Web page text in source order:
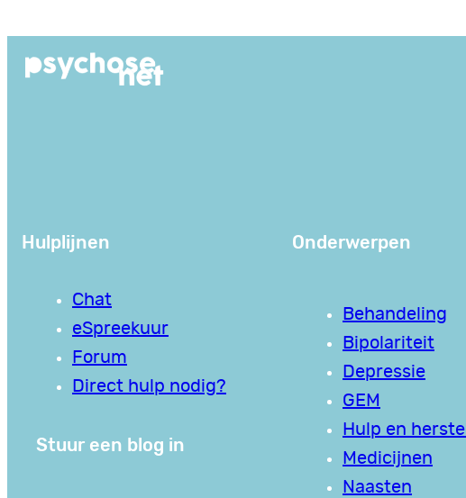
de
Hulplijnen
Chat
eSpreekuur
Forum
Direct hulp nodig?
Stuur een blog in
Onderwerpen
Behandeling
Bipolariteit
Depressie
GEM
Hulp en herstel
Medicijnen
Naasten